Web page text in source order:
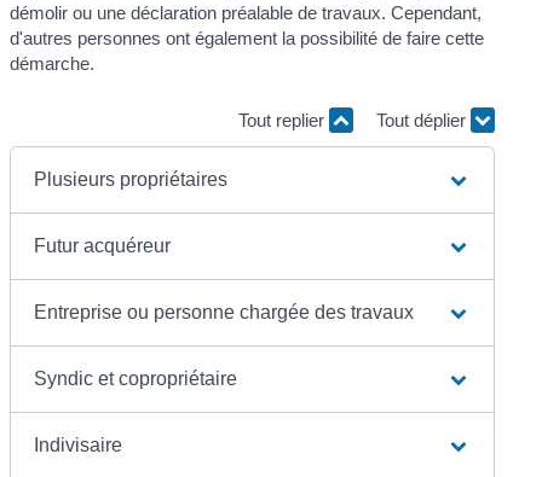
démolir ou une déclaration préalable de travaux. Cependant,
d'autres personnes ont également la possibilité de faire cette
démarche.
Tout replier Tout déplier
Plusieurs propriétaires
Futur acquéreur
Entreprise ou personne chargée des travaux
Syndic et copropriétaire
Indivisaire